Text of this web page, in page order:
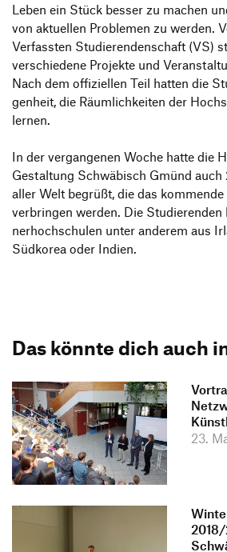
Leben ein Stück besser zu machen
von aktu­ellen Problemen zu werden.
Verfassten Studie­ren­den­schaft (VS)
verschie­dene Projekte und
Nach dem offi­zi­ellen Teil hatten die
gen­heit, die Räum­lich­keiten der
lernen.
In der vergan­genen Woche hatte die
Gestal­tung Schwä­bisch Gmünd auch
aller Welt begrüßt, die das
verbringen werden. Die
ner­hoch­schulen unter anderem aus
Südkorea oder Indien.
Das könnte dich auch
23.